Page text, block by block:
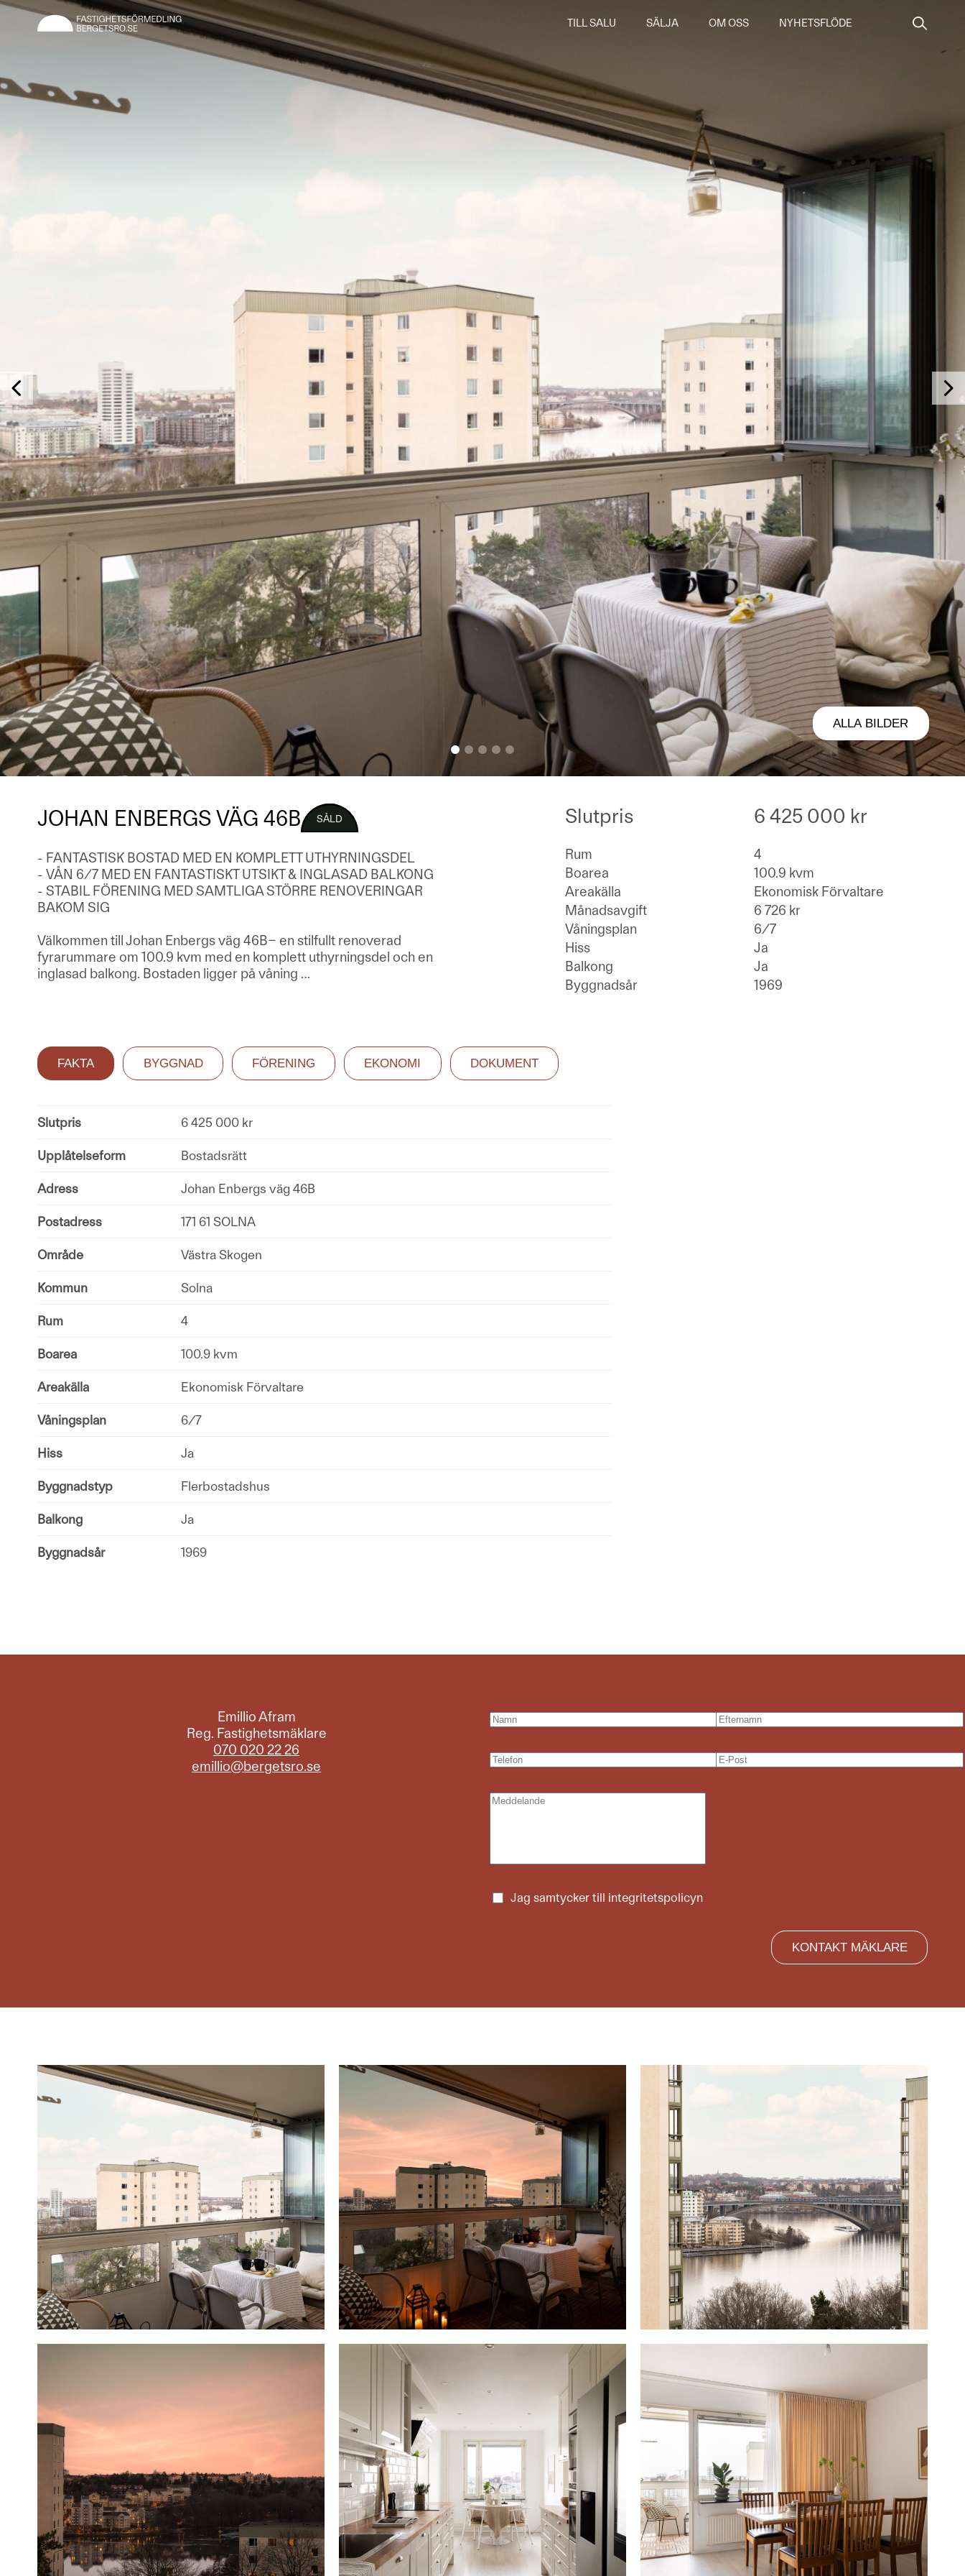
TILL SALU SÄLJA OM OSS NYHETSFLÖDE
ALLA BILDER
JOHAN ENBERGS VÄG 46B SÅLD
- FANTASTISK BOSTAD MED EN KOMPLETT UTHYRNINGSDEL
- VÅN 6/7 MED EN FANTASTISKT UTSIKT & INGLASAD BALKONG
- STABIL FÖRENING MED SAMTLIGA STÖRRE RENOVERINGAR
BAKOM SIG
Välkommen till Johan Enbergs väg 46B– en stilfullt renoverad
fyrarummare om 100.9 kvm med en komplett uthyrningsdel och en
inglasad balkong. Bostaden ligger på våning …
Slutpris 6 425 000 kr
Rum
4
Boarea
100.9 kvm
Areakälla
Ekonomisk Förvaltare
Månadsavgift
6 726 kr
Våningsplan
6/7
Hiss
Ja
Balkong
Ja
Byggnadsår
1969
FAKTA BYGGNAD FÖRENING EKONOMI DOKUMENT
Slutpris 6 425 000 kr
Upplåtelseform Bostadsrätt
Adress Johan Enbergs väg 46B
Postadress 171 61 SOLNA
Område Västra Skogen
Kommun Solna
Rum 4
Boarea 100.9 kvm
Areakälla Ekonomisk Förvaltare
Våningsplan 6/7
Hiss Ja
Byggnadstyp Flerbostadshus
Balkong Ja
Byggnadsår 1969
Emillio Afram
Reg. Fastighetsmäklare
070 020 22 26
emillio@bergetsro.se
Jag samtycker till integritetspolicyn